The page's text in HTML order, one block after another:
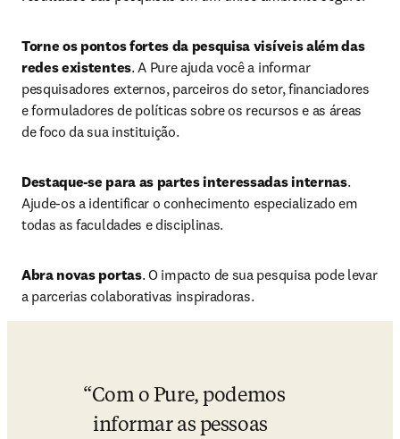
Torne os pontos fortes da pesquisa visíveis além das
redes existentes. A Pure ajuda você a informar
pesquisadores externos, parceiros do setor, financiadores
e formuladores de políticas sobre os recursos e as áreas
de foco da sua instituição.
Destaque-se para as partes interessadas internas.
Ajude-os a identificar o conhecimento especializado em
todas as faculdades e disciplinas.
Abra novas portas. O impacto de sua pesquisa pode levar
a parcerias colaborativas inspiradoras.
Com o Pure, podemos
informar as pessoas